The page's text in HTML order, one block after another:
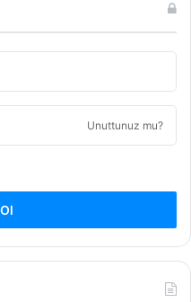
Unuttunuz mu?